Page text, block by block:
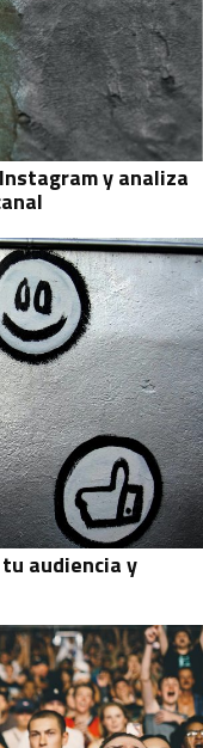
y analiza
audiencia y